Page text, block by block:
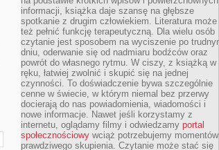
informacji, książka daje szansę na głębsze
spotkanie z drugim człowiekiem. Literatura może
też pełnić funkcję terapeutyczną. Dla wielu osób
czytanie jest sposobem na wyciszenie po
dniu, oderwanie się od nadmiaru bodźców oraz
powrót do własnego rytmu. W ciszy, z książką w
ręku, łatwiej zwolnić i skupić się na jednej
czynności. To doświadczenie bywa szczególnie
cenne w świecie, w którym niemal bez przerwy
docierają do nas powiadomienia, wiadomości i
nowe informacje. Nawet jeśli korzystamy z
internetu, oglądamy filmy i odwiedzamy portal
społecznościowy wciąż potrzebujemy momentów
prawdziwego skupienia. Czytanie może stać się